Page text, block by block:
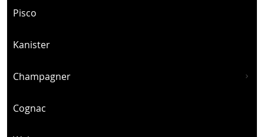
Pisco
Kanister
Champagner
Cognac